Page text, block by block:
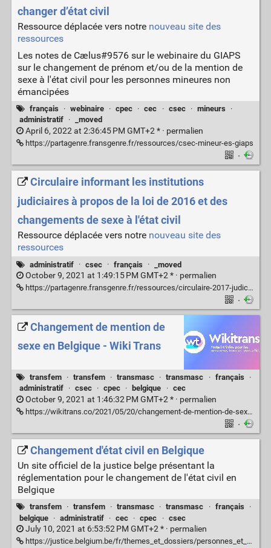
changer d’état civil
Ressource déplacée vers notre nouveau site des
ressources
Les notes de Cælus#9576 sur le webinaire du GIAPS
sur le changement de prénom et/ou de la mention de
sexe à l'état civil pour les personnes mineures non
émancipées
français · webinaire · cpec · cec · csec · mineurs
·
administratif
· _moved
April 6, 2022 at 2:36:45 PM GMT+2 * · permalien
https://partagenre.fransgenre.fr/ressources/csec-mineur-es-giaps
·
Circulaire informant les institutions
judiciaires à propos de la loi de 2016 et des
changements de sexe à l'état civil
Ressource déplacée vers notre nouveau site des
ressources
administratif · csec · français · _moved
October 9, 2021 at 1:49:15 PM GMT+2 * · permalien
https://partagenre.fransgenre.fr/ressources/circulaire-2017-judiciaire-CEC
·
Changement de mention de
sexe en Belgique - Wiki Trans
transfem · transfem · transmasc · transmasc · français
·
administratif
· csec · cpec · belgique · cec
October 9, 2021 at 1:46:32 PM GMT+2 * · permalien
https://wikitrans.co/2021/05/20/changement-de-mention-de-sexe-en-belgique/
·
Changement d'état civil en Belgique
Un site officiel de la justice belge présentant la
réglementation pour le changement de l'état civil en
Belgique
transfem · transfem · transmasc · transmasc · français
·
belgique
· administratif · cec · cpec · csec
July 10, 2021 at 6:53:52 PM GMT+2 * · permalien
https://justice.belgium.be/fr/themes_et_dossiers/personnes_et_familles/transgenres